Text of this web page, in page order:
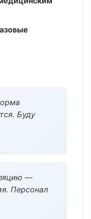
Буду
—
Персонал